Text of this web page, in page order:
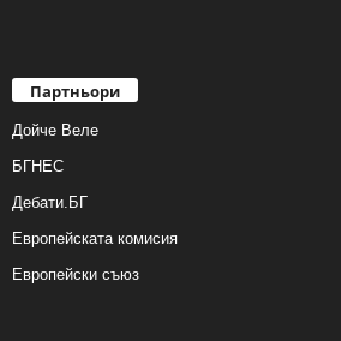
Партньори
Дойче Веле
БГНЕС
Дебати.БГ
Европейската комисия
Европейски съюз